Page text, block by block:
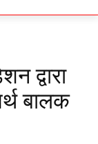
द्वारा
बालक